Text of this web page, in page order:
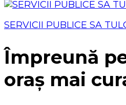
SERVICII PUBLICE SA
Împreună
oraș mai